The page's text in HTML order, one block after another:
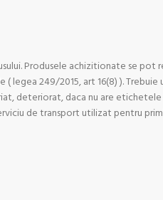
Produsele achizitionate se pot
249/2015, art 16(8) ). Trebuie
deteriorat, daca nu are
de transport utilizat pentru